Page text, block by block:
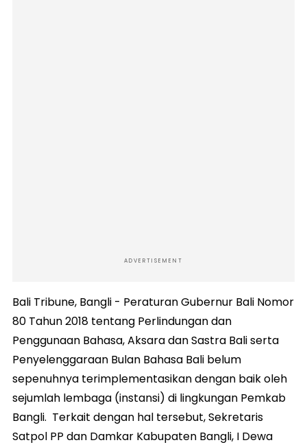
ADVERTISEMENT
Bali Tribune, Bangli - Peraturan Gubernur Bali Nomor
80 Tahun 2018 tentang Perlindungan dan
Penggunaan Bahasa, Aksara dan Sastra Bali serta
Penyelenggaraan Bulan Bahasa Bali belum
sepenuhnya terimplementasikan dengan baik oleh
sejumlah lembaga (instansi) di lingkungan Pemkab
Bangli. Terkait dengan hal tersebut, Sekretaris
Satpol PP dan Damkar Kabupaten Bangli, I Dewa